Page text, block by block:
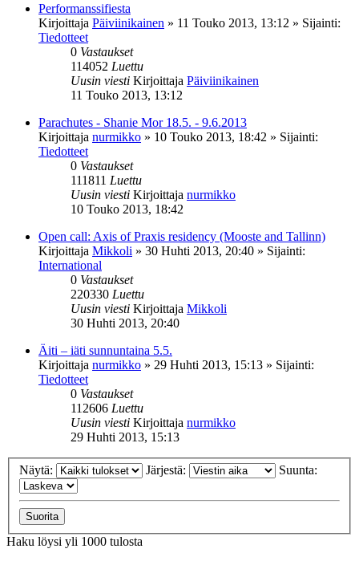
Performanssifiesta
Kirjoittaja Päiviinikainen » 11 Touko 2013, 13:12 » Sijainti:
Tiedotteet
0 Vastaukset
114052 Luettu
Uusin viesti Kirjoittaja Päiviinikainen
11 Touko 2013, 13:12
Parachutes - Shanie Mor 18.5. - 9.6.2013
Kirjoittaja nurmikko » 10 Touko 2013, 18:42 » Sijainti:
Tiedotteet
0 Vastaukset
111811 Luettu
Uusin viesti Kirjoittaja nurmikko
10 Touko 2013, 18:42
Open call: Axis of Praxis residency (Mooste and Tallinn)
Kirjoittaja Mikkoli » 30 Huhti 2013, 20:40 » Sijainti:
International
0 Vastaukset
220330 Luettu
Uusin viesti Kirjoittaja Mikkoli
30 Huhti 2013, 20:40
Äiti – iäti sunnuntaina 5.5.
Kirjoittaja nurmikko » 29 Huhti 2013, 15:13 » Sijainti:
Tiedotteet
0 Vastaukset
112606 Luettu
Uusin viesti Kirjoittaja nurmikko
29 Huhti 2013, 15:13
Näytä: Järjestä: Suunta:
Haku löysi yli 1000 tulosta